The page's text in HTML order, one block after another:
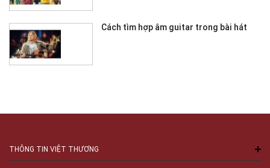
Cách tìm hợp âm guitar trong bài hát
THÔNG TIN VIỆT THƯƠNG